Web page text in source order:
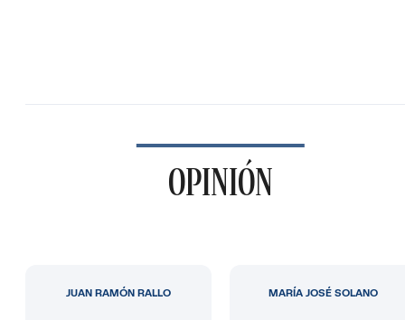
OPINIÓN
JUAN RAMÓN RALLO MARÍA JOSÉ SOLANO